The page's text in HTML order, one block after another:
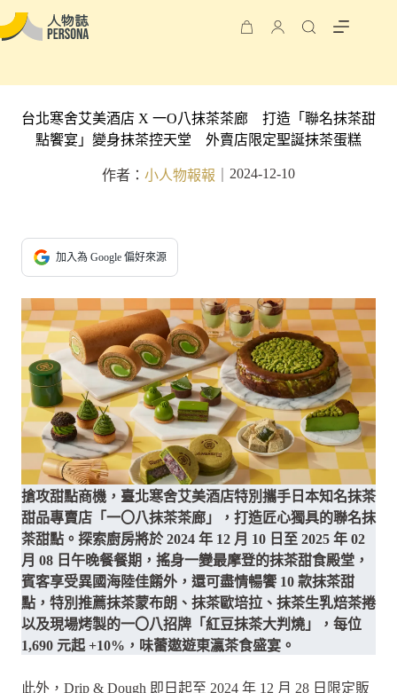
台北寒舍艾美酒店 X 一O八抹茶茶廊 打造「聯名抹茶甜
點饗宴」變身抹茶控天堂 外賣店限定聖誕抹茶蛋糕
作者： 小人物報報 2024-12-10
加入為 Google 偏好來源
搶攻甜點商機，臺北寒舍艾美酒店特別攜手日本知名抹茶
甜品專賣店「一〇八抹茶茶廊」，打造匠心獨具的聯名抹
茶甜點。探索廚房將於 2024 年 12 月 10 日至 2025 年 02
月 08 日午晚餐餐期，搖身一變最摩登的抹茶甜食殿堂，
賓客享受異國海陸佳餚外，還可盡情暢饗 10 款抹茶甜
點，特別推薦抹茶蒙布朗、抹茶歐培拉、抹茶生乳焙茶捲
以及現場烤製的一〇八招牌「紅豆抹茶大判燒」，每位
1,690 元起 +10%，味蕾遨遊東瀛茶食盛宴。
此外，Drip & Dough 即日起至 2024 年 12 月 28 日限定販